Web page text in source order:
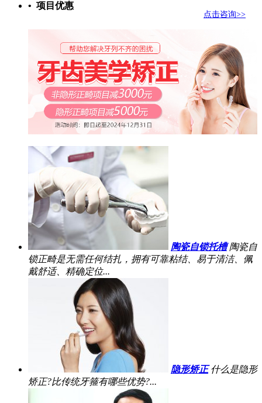
• 项目优惠
点击咨询>>
陶瓷自锁托槽 陶瓷自
锁正畸是无需任何结扎，拥有可靠粘结、易于清洁、佩
戴舒适、精确定位...
隐形矫正 什么是隐形
矫正?比传统牙箍有哪些优势?...